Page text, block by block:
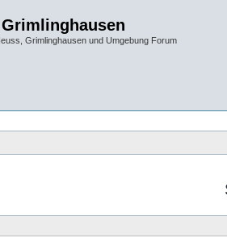
Grimlinghausen und Umgebung Forum